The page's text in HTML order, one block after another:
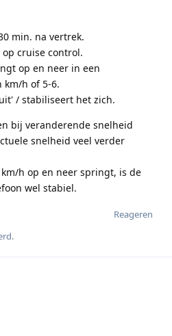
min. na vertrek.
cruise control.
op en neer in een
km/h of 5-6.
/ stabiliseert het zich.
bij veranderende snelheid
snelheid veel verder
km/h op en neer springt, is de
wel stabiel.
Reageren
.